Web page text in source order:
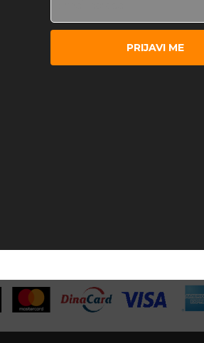
PRIJAVI ME